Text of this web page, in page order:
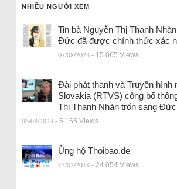
NHIỀU NGƯỜI XEM
Tin bà Nguyễn Thị Thanh
Đức đã được chính thức xác
07/08/2023 - 15.065 Views
Đài phát thanh và Truyền hình
Slovakia (RTVS) công bố
Thị Thanh Nhàn trốn sang
06/08/2023 - 5.165 Views
Ủng hộ Thoibao.de
15/02/2018 - 24.054 Views